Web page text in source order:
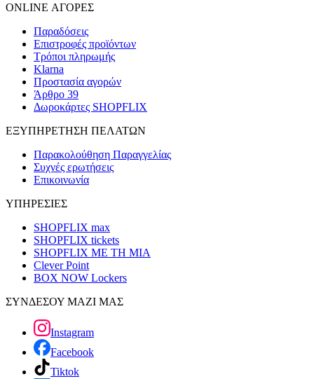
ONLINE ΑΓΟΡΕΣ
Παραδόσεις
Επιστροφές προϊόντων
Τρόποι πληρωμής
Klarna
Προστασία αγορών
Άρθρο 39
Δωροκάρτες SHOPFLIX
ΕΞΥΠΗΡΕΤΗΣΗ ΠΕΛΑΤΩΝ
Παρακολούθηση Παραγγελίας
Συχνές ερωτήσεις
Επικοινωνία
ΥΠΗΡΕΣΙΕΣ
SHOPFLIX max
SHOPFLIX tickets
SHOPFLIX ΜΕ ΤΗ ΜΙΑ
Clever Point
BOX NOW Lockers
ΣΥΝΔΕΣΟΥ ΜΑΖΙ ΜΑΣ
Instagram
Facebook
Tiktok